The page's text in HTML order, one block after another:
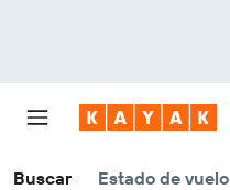
Buscar Estado de vuelo